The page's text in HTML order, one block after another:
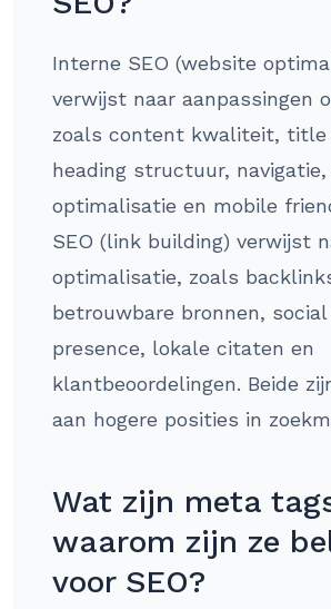
Interne SEO (website
verwijst naar aanpassingen
zoals content kwaliteit, title
heading structuur,
optimalisatie en mobile
SEO (link building) verwijst
optimalisatie, zoals
betrouwbare bronnen, social
presence, lokale citaten en
klantbeoordelingen. Beide
aan hogere posities in
Wat zijn meta
waarom zijn ze
voor SEO?